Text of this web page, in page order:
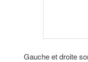
Gauche et droite